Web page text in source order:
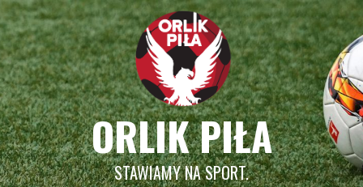
Skip
to
content
ORLIK PIŁA
STAWIAMY NA SPORT.